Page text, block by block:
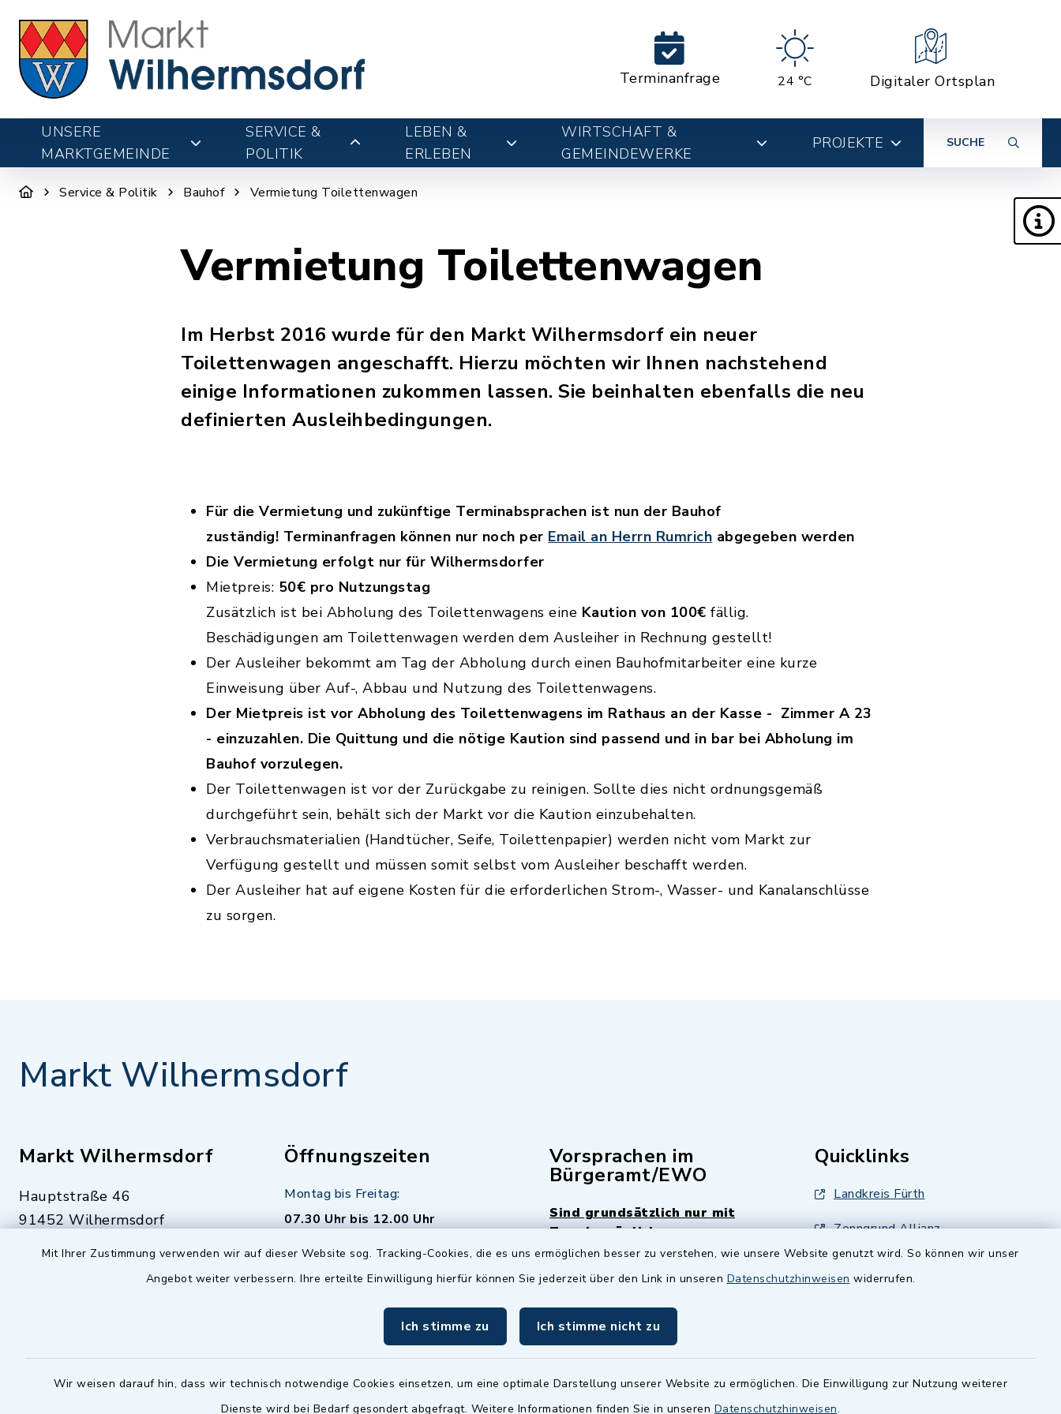
Mit Ihrer Zustimmung verwenden wir auf dieser Website sog. Tracking-Cookies, die es uns ermöglichen besser zu verstehen, wie unsere Website genutzt wird. So können wir unser
Angebot weiter verbessern. Ihre erteilte Einwilligung hierfür können Sie jederzeit über den Link in unseren Datenschutzhinweisen widerrufen.
Ich stimme zu Ich stimme nicht zu
Wir weisen darauf hin, dass wir technisch notwendige Cookies einsetzen, um eine optimale Darstellung unserer Website zu ermöglichen. Die Einwilligung zur Nutzung weiterer
Dienste wird bei Bedarf gesondert abgefragt. Weitere Informationen finden Sie in unseren Datenschutzhinweisen.
Terminanfrage 24 °C Digitaler Ortsplan
UNSERE
MARKTGEMEINDE
SERVICE &
POLITIK
LEBEN &
ERLEBEN
WIRTSCHAFT &
GEMEINDEWERKE
PROJEKTE SUCHE
Service & Politik Bauhof Vermietung Toilettenwagen
Vermietung Toilettenwagen
Im Herbst 2016 wurde für den Markt Wilhermsdorf ein neuer
Toilettenwagen angeschafft. Hierzu möchten wir Ihnen nachstehend
einige Informationen zukommen lassen. Sie beinhalten ebenfalls die neu
definierten Ausleihbedingungen.
Für die Vermietung und zukünftige Terminabsprachen ist nun der Bauhof
zuständig! Terminanfragen können nur noch per Email an Herrn Rumrich abgegeben werden
Die Vermietung erfolgt nur für Wilhermsdorfer
Mietpreis: 50€ pro Nutzungstag
Zusätzlich ist bei Abholung des Toilettenwagens eine Kaution von 100€ fällig.
Beschädigungen am Toilettenwagen werden dem Ausleiher in Rechnung gestellt!
Der Ausleiher bekommt am Tag der Abholung durch einen Bauhofmitarbeiter eine kurze
Einweisung über Auf-, Abbau und Nutzung des Toilettenwagens.
Der Mietpreis ist vor Abholung des Toilettenwagens im Rathaus an der Kasse - Zimmer A 23
- einzuzahlen. Die Quittung und die nötige Kaution sind passend und in bar bei Abholung im
Bauhof vorzulegen.
Der Toilettenwagen ist vor der Zurückgabe zu reinigen. Sollte dies nicht ordnungsgemäß
durchgeführt sein, behält sich der Markt vor die Kaution einzubehalten.
Verbrauchsmaterialien (Handtücher, Seife, Toilettenpapier) werden nicht vom Markt zur
Verfügung gestellt und müssen somit selbst vom Ausleiher beschafft werden.
Der Ausleiher hat auf eigene Kosten für die erforderlichen Strom-, Wasser- und Kanalanschlüsse
zu sorgen.
Markt Wilhermsdorf
Markt Wilhermsdorf
Hauptstraße 46
91452 Wilhermsdorf
09102 9958-0
09102 9958-111
Notfallnummer Bauhof
Öffnungszeiten
Montag bis Freitag:
07.30 Uhr bis 12.00 Uhr
Dienstag zusätzlich:
16.30 bis 18.00 Uhr - allerdings
(abweichende Termine sind
möglich - bitte fragen Sie den
zuständigen Sachbearbeiter)
Vorsprachen im
Bürgeramt/EWO
Sind grundsätzlich nur mit
Termin möglich.
Das Bürgeramt/EWO/Standesamt
istMittwochs geschlossen.
Quicklinks
Landkreis Fürth
Zenngrund Allianz
Dillenberggruppe